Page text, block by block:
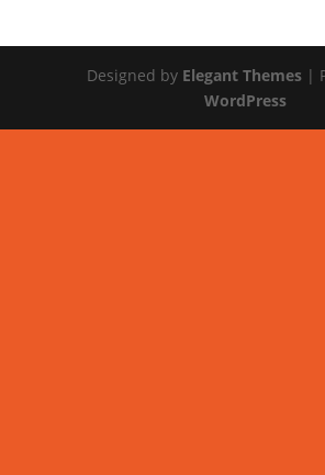
Designed by Elegant Themes|
WordPress